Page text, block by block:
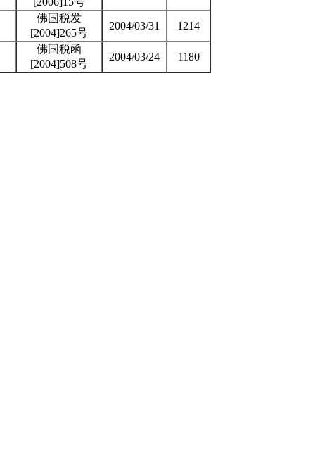
佛国税发
[2004]265号
2004/03/31 1214
佛国税函
[2004]508号
2004/03/24 1180